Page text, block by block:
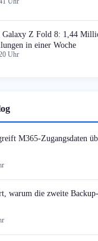
Uhr
Galaxy Z Fold 8: 1,44
in einer Woche
Uhr
M365-Zugangsdaten
warum die zweite